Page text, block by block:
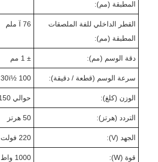
المطبقة (مم):
القطر الداخلي للفة الملصقات
المطبقة (مم):
Ï 76 ملم
دقة الوسم (مم): ± 1 مم
سرعة الوسم (قطعة / دقيقة): 30ï½ 100 قطعة / دقيقة
الوزن (كلغ): حوالي 1 50 كجم
التردد (هرتز): 50 هرتز
الجهد (V): 220 فولت
قوة (W): 1000 واط (